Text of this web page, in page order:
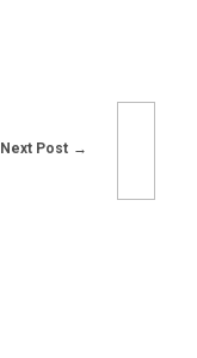
Next Post